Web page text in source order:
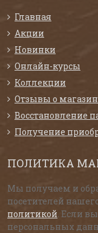
Главная
Акции
Новинки
Онлайн-курсы
Коллекции
Отзывы о
Восстановление
Получение
ПОЛИТИКА
Мы получаем и
посетителей
политикой . Если
персональных